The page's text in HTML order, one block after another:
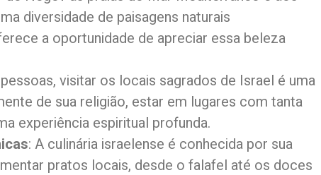
diversidade de paisagens naturais
a oportunidade de apreciar essa beleza
visitar os locais sagrados de Israel é uma
de sua religião, estar em lugares com tanta
experiência espiritual profunda.
: A culinária israelense é conhecida por sua
pratos locais, desde o falafel até os doces